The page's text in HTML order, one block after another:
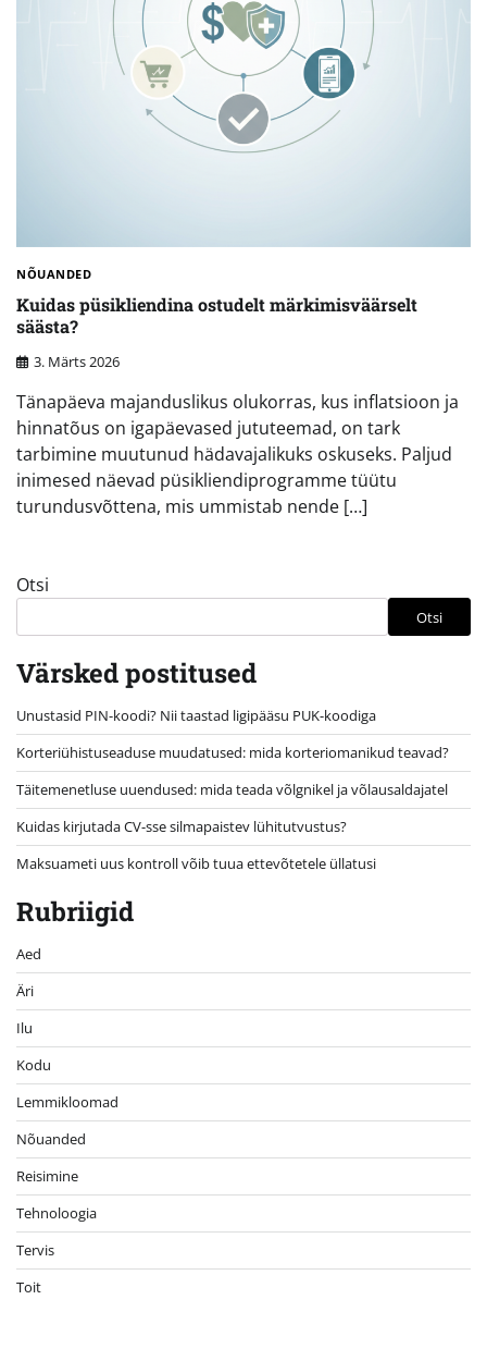
NÕUANDED
Kuidas püsikliendina ostudelt märkimisväärselt
säästa?
3. Märts 2026
Tänapäeva majanduslikus olukorras, kus inflatsioon ja
hinnatõus on igapäevased jututeemad, on tark
tarbimine muutunud hädavajalikuks oskuseks. Paljud
inimesed näevad püsikliendiprogramme tüütu
turundusvõttena, mis ummistab nende […]
Otsi
Otsi
Värsked postitused
Unustasid PIN-koodi? Nii taastad ligipääsu PUK-koodiga
Korteriühistuseaduse muudatused: mida korteriomanikud teavad?
Täitemenetluse uuendused: mida teada võlgnikel ja võlausaldajatel
Kuidas kirjutada CV-sse silmapaistev lühitutvustus?
Maksuameti uus kontroll võib tuua ettevõtetele üllatusi
Rubriigid
Aed
Äri
Ilu
Kodu
Lemmikloomad
Nõuanded
Reisimine
Tehnoloogia
Tervis
Toit